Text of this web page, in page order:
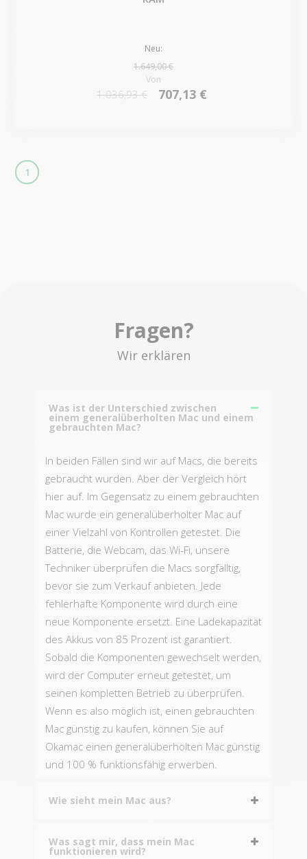
Neu:
1.649,00 €
Von
1.036,93 € 707,13 €
1
Fragen?
Wir erklären
Was ist der Unterschied zwischen
einem generalüberholten Mac und einem
gebrauchten Mac?
In beiden Fällen sind wir auf Macs, die bereits
gebraucht wurden. Aber der Vergleich hört
hier auf. Im Gegensatz zu einem gebrauchten
Mac wurde ein generalüberholter Mac auf
einer Vielzahl von Kontrollen getestet. Die
Batterie, die Webcam, das Wi-Fi, unsere
Techniker überprüfen die Macs sorgfälltig,
bevor sie zum Verkauf anbieten. Jede
fehlerhafte Komponente wird durch eine
neue Komponente ersetzt. Eine Ladekapazität
des Akkus von 85 Prozent ist garantiert.
Sobald die Komponenten gewechselt werden,
wird der Computer erneut getestet, um
seinen kompletten Betrieb zu überprüfen.
Wenn es also möglich ist, einen gebrauchten
Mac günstig zu kaufen, können Sie auf
Okamac einen generalüberholten Mac günstig
und 100 % funktionsfähig erwerben.
Wie sieht mein Mac aus?
Was sagt mir, dass mein Mac
funktionieren wird?